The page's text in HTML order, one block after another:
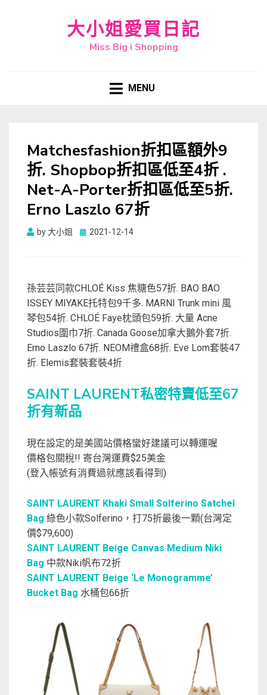
大小姐愛買日記
Miss Big i Shopping
MENU
Matchesfashion折扣區額外9
折. Shopbop折扣區低至4折 .
Net-A-Porter折扣區低至5折.
Erno Laszlo 67折
by大小姐
Posted
2021-12-14
孫芸芸同款CHLOÉ Kiss 焦糖色57折. BAO BAO
ISSEY MIYAKE托特包9千多. MARNI Trunk mini 風
琴包54折. CHLOÉ Faye枕頭包59折. 大量 Acne
Studios圍巾7折. Canada Goose加拿大鵝外套7折.
Erno Laszlo 67折. NEOM禮盒68折. Eve Lom套裝47
折. Elemis套裝套裝4折
SAINT LAURENT私密特賣低至67
折有新品
現在設定的是美國站價格蠻好建議可以轉運喔
價格包關稅!! 寄台灣運費$25美金
(登入帳號有消費過就應該看得到)
SAINT LAURENT Khaki Small Solferino Satchel
Bag 綠色小款Solferino，打75折最後一顆(台灣定
價$79,600)
SAINT LAURENT Beige Canvas Medium Niki
Bag 中款Niki帆布72折
SAINT LAURENT Beige ‘Le Monogramme’
Bucket Bag 水桶包66折